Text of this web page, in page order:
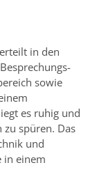
in den
sowie
es ruhig und
zu spüren. Das
und
in einem